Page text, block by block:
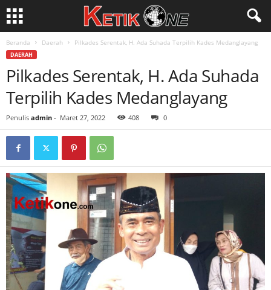
Beranda Daerah Pilkades Serentak, H. Ada Suhada Terpilih Kades Medanglayang
DAERAH
Pilkades Serentak, H. Ada Suhada
Terpilih Kades Medanglayang
Penulis admin - Maret 27, 2022 408 0